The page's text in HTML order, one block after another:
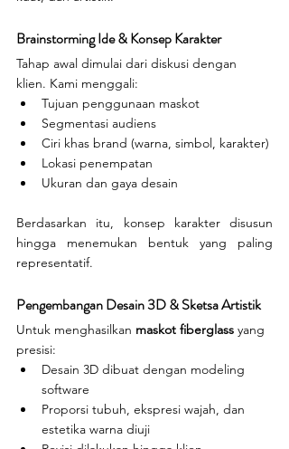
Brainstorming Ide & Konsep Karakter
Tahap awal dimulai dari diskusi dengan
klien. Kami menggali:
Tujuan penggunaan maskot
Segmentasi audiens
Ciri khas brand (warna, simbol, karakter)
Lokasi penempatan
Ukuran dan gaya desain
Berdasarkan itu, konsep karakter disusun
hingga menemukan bentuk yang paling
representatif.
Pengembangan Desain 3D & Sketsa Artistik
Untuk menghasilkan maskot fiberglass yang
presisi:
Desain 3D dibuat dengan modeling
software
Proporsi tubuh, ekspresi wajah, dan
estetika warna diuji